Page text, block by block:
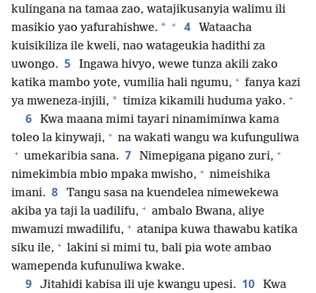
kulingana na tamaa zao, watajikusanyia walimu ili
masikio yao yafurahishwe. * + 4
Wataacha
kuisikiliza ile kweli, nao watageukia hadithi za
uwongo. 5
Ingawa hivyo, wewe tunza akili zako
katika mambo yote, vumilia hali ngumu, + fanya kazi
ya mweneza-injili, * timiza kikamili huduma yako. +
6
Kwa maana mimi tayari ninamiminwa kama
toleo la kinywaji, + na wakati wangu wa kufunguliwa
+ umekaribia sana. 7 Nimepigana pigano zuri, +
nimekimbia mbio mpaka mwisho, + nimeishika
imani. 8
Tangu sasa na kuendelea nimewekewa
akiba ya taji la uadilifu, + ambalo Bwana, aliye
mwamuzi mwadilifu, + atanipa kuwa thawabu katika
siku ile, + lakini si mimi tu, bali pia wote ambao
wamependa kufunuliwa kwake.
9 Jitahidi kabisa ili uje kwangu upesi. 10
Kwa